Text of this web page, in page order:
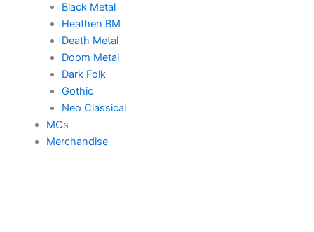
Black Metal
Heathen BM
Death Metal
Doom Metal
Dark Folk
Gothic
Neo Classical
MCs
Merchandise